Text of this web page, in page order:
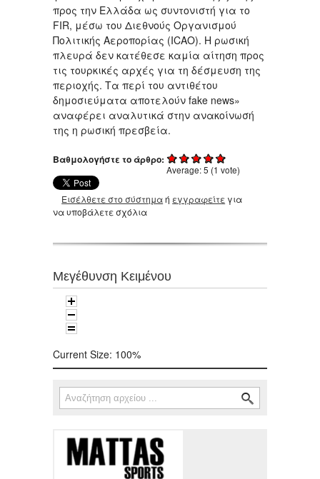
προς την Ελλάδα ως συντονιστή για το
FIR, μέσω του Διεθνούς Οργανισμού
Πολιτικής Αεροπορίας (ICAO). Η ρωσική
πλευρά δεν κατέθεσε καμία αίτηση προς
τις τουρκικές αρχές για τη δέσμευση της
περιοχής. Τα περί του αντιθέτου
δημοσιεύματα αποτελούν fake news»
αναφέρει αναλυτικά στην ανακοίνωσή
της η ρωσική πρεσβεία.
Βαθμολογήστε το άρθρο:
Average:5 (1 vote)
Εισέλθετε στο σύστημαή εγγραφείτε για
να υποβάλετε σχόλια
Μεγέθυνση Κειμένου
Current Size: 100%
Φόρμα αναζήτησης
Αναζήτηση